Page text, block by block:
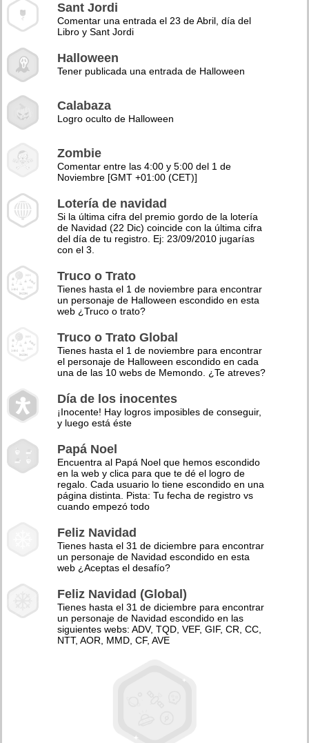
Sant Jordi
Comentar una entrada el 23 de Abril, día del
Libro y Sant Jordi
Halloween
Tener publicada una entrada de Halloween
Calabaza
Logro oculto de Halloween
Zombie
Comentar entre las 4:00 y 5:00 del 1 de
Noviembre [GMT +01:00 (CET)]
Lotería de navidad
Si la última cifra del premio gordo de la lotería
de Navidad (22 Dic) coincide con la última cifra
del día de tu registro. Ej: 23/09/2010 jugarías
con el 3.
Truco o Trato
Tienes hasta el 1 de noviembre para encontrar
un personaje de Halloween escondido en esta
web ¿Truco o trato?
Truco o Trato Global
Tienes hasta el 1 de noviembre para encontrar
el personaje de Halloween escondido en cada
una de las 10 webs de Memondo. ¿Te atreves?
Día de los inocentes
¡Inocente! Hay logros imposibles de conseguir,
y luego está éste
Papá Noel
Encuentra al Papá Noel que hemos escondido
en la web y clica para que te dé el logro de
regalo. Cada usuario lo tiene escondido en una
página distinta. Pista: Tu fecha de registro vs
cuando empezó todo
Feliz Navidad
Tienes hasta el 31 de diciembre para encontrar
un personaje de Navidad escondido en esta
web ¿Aceptas el desafío?
Feliz Navidad (Global)
Tienes hasta el 31 de diciembre para encontrar
un personaje de Navidad escondido en las
siguientes webs: ADV, TQD, VEF, GIF, CR, CC,
NTT, AOR, MMD, CF, AVE